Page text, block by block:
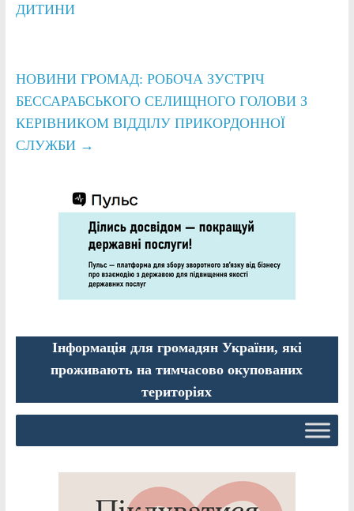
ДИТИНИ
НОВИНИ ГРОМАД: РОБОЧА ЗУСТРІЧ
БЕССАРАБСЬКОГО СЕЛИЩНОГО ГОЛОВИ З
КЕРІВНИКОМ ВІДДІЛУ ПРИКОРДОННОЇ
СЛУЖБИ →
Інформація для громадян України, які
проживають на тимчасово окупованих
територіях